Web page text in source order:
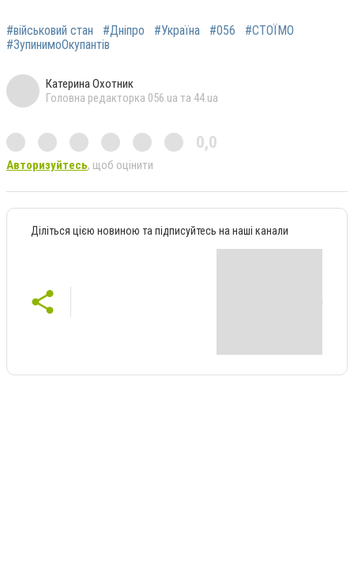
#військовий стан #Дніпро #Україна #056
#СТОЇМО
#ЗупинимоОкупантів
Катерина Охотник
Головна редакторка 056.ua та 44.ua
0,0
Авторизуйтесь, щоб оцінити
Діліться цією новиною та підписуйтесь на наші канали